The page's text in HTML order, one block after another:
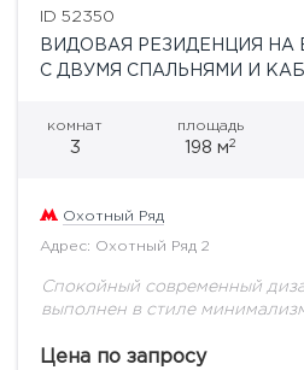
ID 52350
ВИДОВАЯ РЕЗИДЕНЦИЯ НА
С ДВУМЯ СПАЛЬНЯМИ И
комнат
3
площадь
198 м2
Охотный Ряд
Адрес: Охотный Ряд 2
Спокойный современный
выполнен в стиле
кабинет в отдельной
Цена по запросу